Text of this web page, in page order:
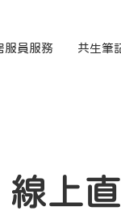
服員服務 共生筆
上